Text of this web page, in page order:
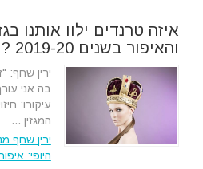
איזה טרנדים ילוו אותנו
והאיפור בשנים 2019-20 ?
ירין שחף:
בה אני
עיקורו:
המגזין ...
ירין שחף
היופי: